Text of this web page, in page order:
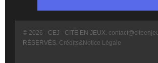
© 2026 - CEJ - CITE EN JEUX.
RÉSERVÉS. Crédits&Notice Légale